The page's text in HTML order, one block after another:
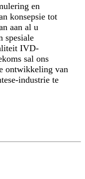
en
konsepsie tot
aan al u
spesiale
IVD-
sal ons
ontwikkeling van
industrie te